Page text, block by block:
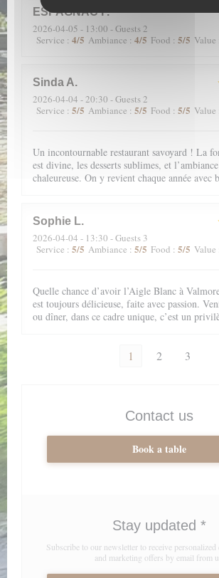
ESPAGNAC F
2026-04-05 - 13:00 - Guests 2
Service : 4/5 Ambiance : 4/5 Food : 5/5 Value
Sinda A
2026-04-04 - 20:30 - Guests 2
Service : 5/5 Ambiance : 5/5 Food : 5/5 Value
Un incontournable restaurant savoyard ! La
est divine, les desserts sublimes, et
chaleureuse. On y revient chaque année avec
Sophie L
2026-04-04 - 13:30 - Guests 3
Service : 5/5 Ambiance : 5/5 Food : 5/5 Value
Quelle chance d’avoir l’Aigle Blanc à
est toujours délicieuse, faite avec passion.
ou dîner, dans ce cadre unique, c’est un
1 2 3
Contact us
Book a table
Stay updated *
Subscribe to our newsletter to receive
and marketing offers by email from